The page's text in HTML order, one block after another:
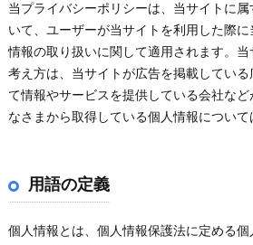
当プライバシーポリシーは、当サイトに
いて、ユーザーが当サイトを利用した際
情報の取り扱いに関して適用されます。
考え方は、当サイトが広告を掲載してい
て情報やサービスを提供している会社な
なさまから取得している個人情報について
用語の定義
個人情報とは、個人情報保護法に定める